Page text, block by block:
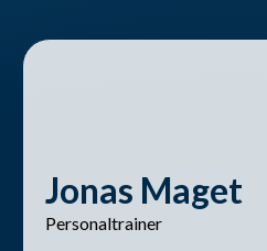
Jonas Maget
Personaltrainer